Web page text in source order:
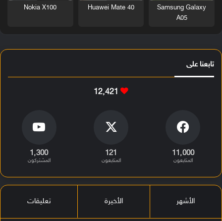
Samsung Galaxy
A05
Huawei Mate 40
Nokia X100
تابعنا على
12٬421
11٬000
المتابعون
121
المتابعون
1٬300
المشتركون
الأشهر الأخيرة تعليقات